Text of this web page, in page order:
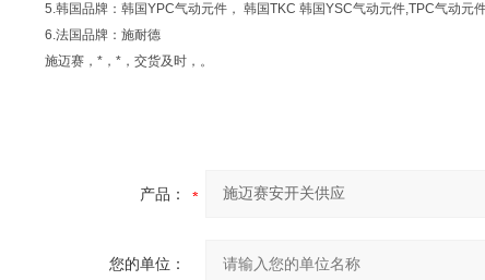
5.韩国品牌：韩国YPC气动元件， 韩国TKC 韩国YSC气动元件,TPC气动元
6.法国品牌：施耐德
施迈赛，*，*，交货及时，。
产品：
您的单位：